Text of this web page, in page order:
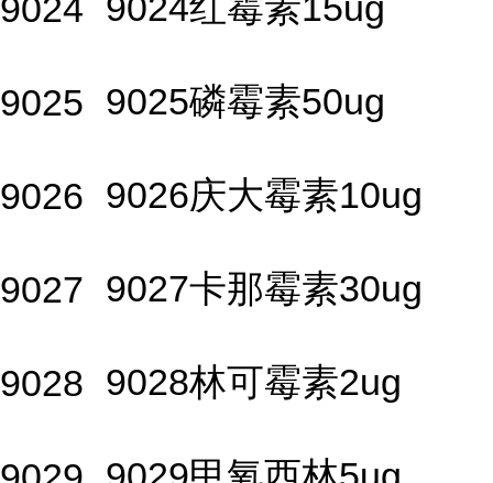
9024
9025 9025磷霉素50ug
9026 9026庆大霉素10ug
9027 9027卡那霉素30ug
9028 9028林可霉素2ug